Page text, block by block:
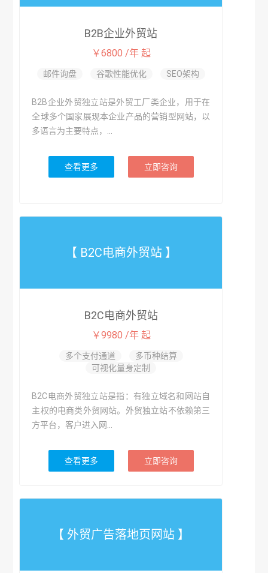
B2B企业外贸站
￥6800 /年 起
邮件询盘 谷歌性能优化 SEO架构
B2B企业外贸独立站是外贸工厂类企业，用于在
全球多个国家展现本企业产品的营销型网站，以
多语言为主要特点，...
查看更多 立即咨询
【 B2C电商外贸站 】
B2C电商外贸站
￥9980 /年 起
多个支付通道
多币种结算
可视化量身定制
B2C电商外贸独立站是指：有独立域名和网站自
主权的电商类外贸网站。外贸独立站不依赖第三
方平台，客户进入网...
查看更多 立即咨询
【 外贸广告落地页网站 】